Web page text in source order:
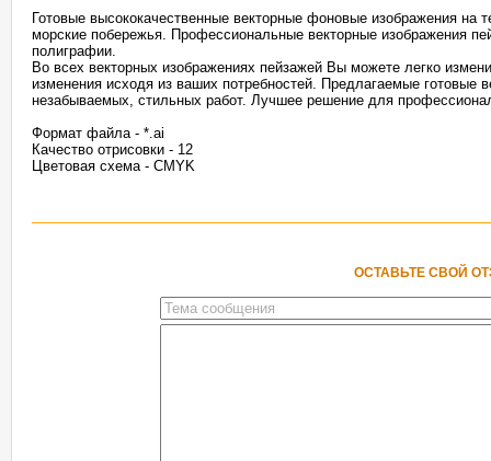
Готовые высококачественные векторные фоновые изображения на
морские побережья. Профессиональные векторные изображения
полиграфии.
Во всех векторных изображениях пейзажей Вы можете легко
изменения исходя из ваших потребностей. Предлагаемые готовые
незабываемых, стильных работ. Лучшее решение для
Формат файла - *.ai
Качество отрисовки - 12
Цветовая схема - CMYK
ОСТАВЬТЕ СВОЙ